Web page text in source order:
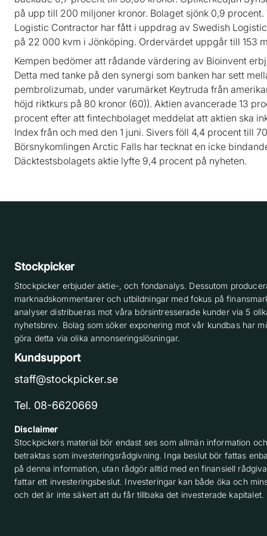
på upp till 200 miljoner kronor. Bolaget sjönk 0,9
Logistic Contractor har fått i uppdrag av Swedish
på 22 000 kvm i Jönköping. Ordervärdet uppgår till 153
Kempen bedömer att rådande värdering av Bioinvent
Detta med tanke på den synergi som banken har sett
pembrolizumab, under varumärket Keytruda från
höjd riktkurs på 80 kronor (60)). Aktien avancerade 13
procent efter att fintechbolaget meddelat att aktien ska
Index från och med den 1 juni. Sivers föll 4,4 procent till
Börsnykomlingen Arctic Falls har tecknat en icke
Däcktestsbolagets aktie lyfte 9,4 procent på nyheten.
Stockpicker
Stockpicker erbjuder aktie-, och fondanalys. Dessutom
marknadskommentarer och utbildningar med fokus på
analyser distribueras mot våra börsintresserade kunder via 5
nyhetsbrev. Bolag som söker exponering mot vår kundbas har
göra detta via olika annonseringslösningar.
Kundsupport
staff@stockpicker.se
Tel. 08-6620669
Disclaimer
Stockpickers material bör endast ses som allmän information
betraktas som investeringsrådgivning. Inga beslut bör fattas
på denna information, utan rådgör alltid med en finansiell
fattar ett investeringsbeslut. Investeringar kan både öka och
och det är inte säkert att du får tillbaka det investerade kapitalet.